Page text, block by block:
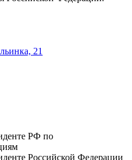
21
РФ по
Российской Федерации